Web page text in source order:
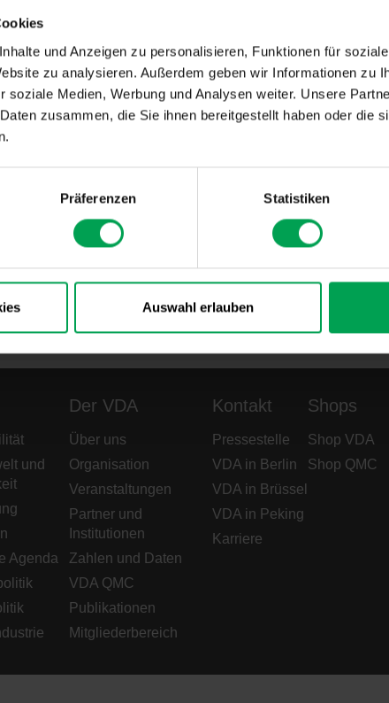
und Anzeigen zu personalisieren, Funktionen für
zu analysieren. Außerdem geben wir Informationen zu
soziale Medien, Werbung und Analysen weiter. Unsere
zusammen, die Sie ihnen bereitgestellt haben oder die
Präferenzen Statistiken
Auswahl erlauben
und
Agenda
Der VDA
Über uns
Organisation
Veranstaltungen
Partner und
Institutionen
Zahlen und Daten
VDA QMC
Publikationen
Mitgliederbereich
Kontakt
Pressestelle
VDA in Berlin
VDA in Brüssel
VDA in Peking
Karriere
Shops
Shop VDA
Shop QMC